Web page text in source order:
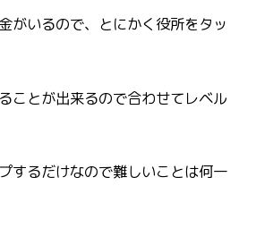
がいるので、とにかく役所をタッ
ことが出来るので合わせてレベル
するだけなので難しいことは何一